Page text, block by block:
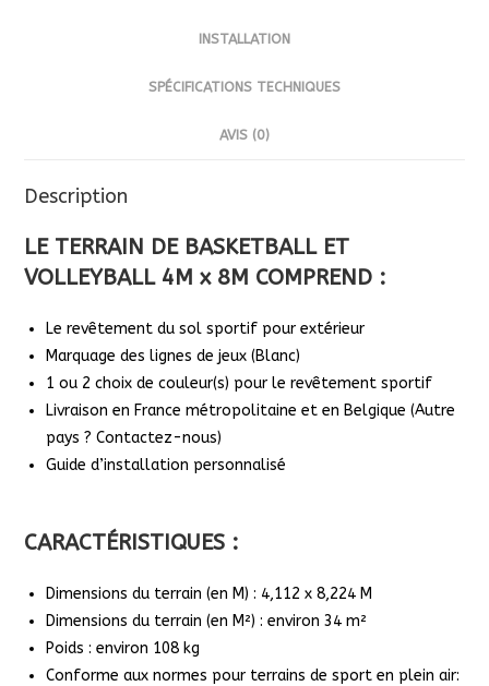
INSTALLATION
SPÉCIFICATIONS TECHNIQUES
AVIS (0)
Description
LE TERRAIN DE BASKETBALL ET
VOLLEYBALL 4M x 8M COMPREND :
Le revêtement du sol sportif pour extérieur
Marquage des lignes de jeux (Blanc)
1 ou 2 choix de couleur(s) pour le revêtement sportif
Livraison en France métropolitaine et en Belgique (Autre
pays ? Contactez-nous)
Guide d’installation personnalisé
CARACTÉRISTIQUES :
Dimensions du terrain (en M) : 4,112 x 8,224 M
Dimensions du terrain (en M²) : environ 34 m²
Poids : environ 108 kg
Conforme aux normes pour terrains de sport en plein air: